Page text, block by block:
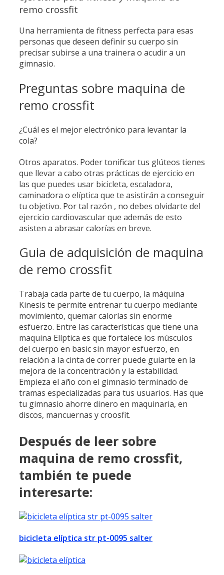
remo crossfit
Una herramienta de fitness perfecta para esas
personas que deseen definir su cuerpo sin
precisar subirse a una trainera o acudir a un
gimnasio.
Preguntas sobre maquina de
remo crossfit
¿Cuál es el mejor electrónico para levantar la
cola?
Otros aparatos. Poder tonificar tus glúteos tienes
que llevar a cabo otras prácticas de ejercicio en
las que puedes usar bicicleta, escaladora,
caminadora o elíptica que te asistirán a conseguir
tu objetivo. Por tal razón , no debes olvidarte del
ejercicio cardiovascular que además de esto
asisten a abrasar calorías en breve.
Guia de adquisición de maquina
de remo crossfit
Trabaja cada parte de tu cuerpo, la máquina
Kinesis te permite entrenar tu cuerpo mediante
movimiento, quemar calorías sin enorme
esfuerzo. Entre las características que tiene una
maquina Elíptica es que fortalece los músculos
del cuerpo en basic sin mayor esfuerzo, en
relación a la cinta de correr puede guiarte en la
mejora de la concentración y la estabilidad.
Empieza el año con el gimnasio terminado de
tramas especializadas para tus usuarios. Has que
tu gimnasio ahorre dinero en maquinaria, en
discos, mancuernas y croosfit.
Después de leer sobre
maquina de remo crossfit,
también te puede
interesarte:
bicicleta elíptica str pt-0095 salter